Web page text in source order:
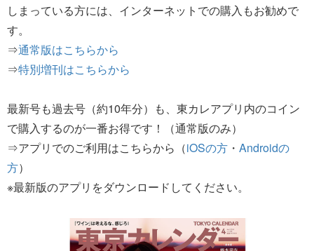
しまっている方には、インターネットでの購入もお勧めで
す。
⇒通常版はこちらから
⇒特別増刊はこちらから
最新号も過去号（約10年分）も、東カレアプリ内のコイン
で購入するのが一番お得です！（通常版のみ）
⇒アプリでのご利用はこちらから（iOSの方 ・ Androidの
方）
※最新版のアプリをダウンロードしてください。